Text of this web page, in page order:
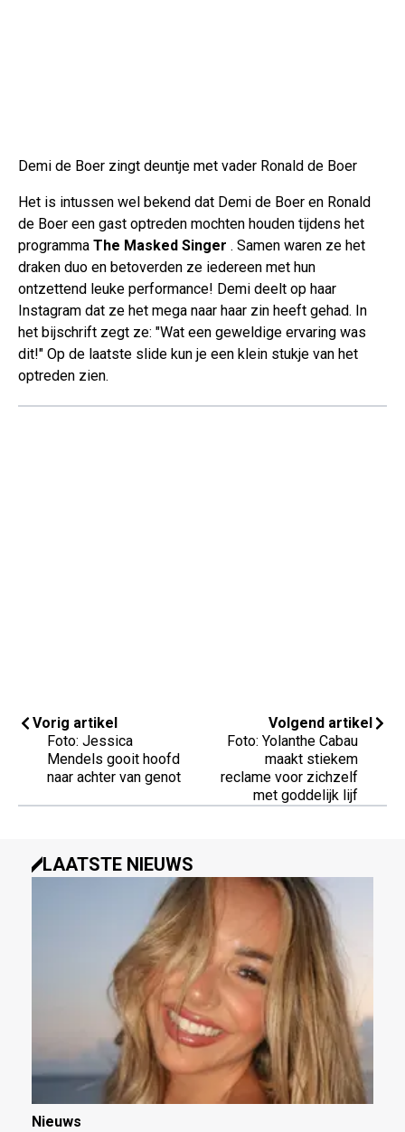
Demi de Boer zingt deuntje met vader Ronald de Boer
Het is intussen wel bekend dat Demi de Boer en Ronald
de Boer een gast optreden mochten houden tijdens het
programma The Masked Singer . Samen waren ze het
draken duo en betoverden ze iedereen met hun
ontzettend leuke performance! Demi deelt op haar
Instagram dat ze het mega naar haar zin heeft gehad. In
het bijschrift zegt ze: "Wat een geweldige ervaring was
dit!" Op de laatste slide kun je een klein stukje van het
optreden zien.
Vorig artikel
Foto: Jessica
Mendels gooit hoofd
naar achter van genot
Volgend artikel
Foto: Yolanthe Cabau
maakt stiekem
reclame voor zichzelf
met goddelijk lijf
LAATSTE NIEUWS
Nieuws